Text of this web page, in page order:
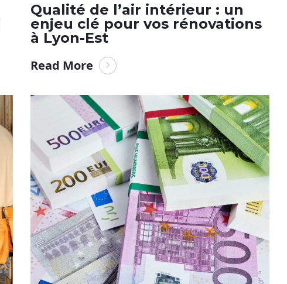
Qualité de l’air intérieur : un
enjeu clé pour vos rénovations
à Lyon-Est
Read More